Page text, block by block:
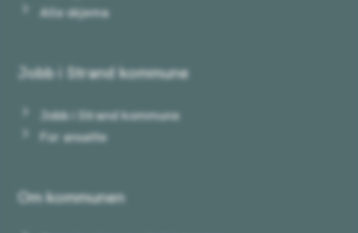
Alle skjema
Jobb i Strand kommune
Jobb i Strand kommune
For ansatte
Om kommunen